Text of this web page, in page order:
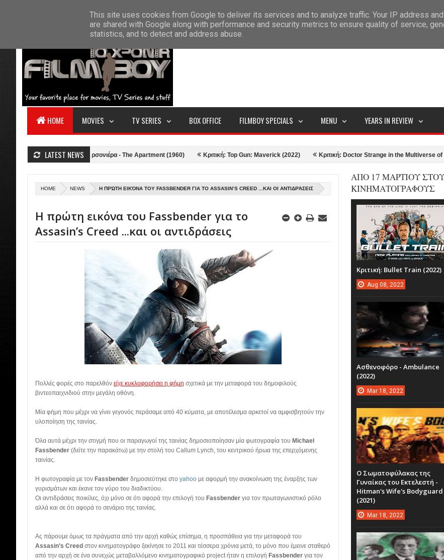
HOME ABOUT US CONTACT SITEMAP
HOME MOVIES TV SERIES BOX OFFICE FILMBOY SPECIALS MENU YEARS IN REVIEW
LATEST NEWS
Κριτική: Η Γκαρσονιέρα - The Apartment (1960) Κριτική: Top Gun: Maverick (2022) Κριτική: Doctor Strange in the Multiverse of
HOME NEWS Η ΠΡΏΤΗ ΕΙΚΌΝΑ ΤΟΥ FASSBENDER ΓΙΑ ΤΟ ASSASIN’S CREED ...ΚΑΙ ΟΙ ΑΝΤΙΔΡΆΣΕΙΣ
Η πρώτη εικόνα του Fassbender για το
Assasin’s Creed ...και οι αντιδράσεις
Πολλές φορές στο παρελθόν είχε κυκλοφορήσει η φήμη σχετικά με την μεταφορά του δημοφιλούς
βιντεοπαιχνιδιού στην μεγάλη οθόνη.
Μία φήμη που μέχρι να γίνει γεγονός περάσαμε από 40 κύματα, με αποτέλεσμα αρκετοί να αμφισβητούν την
υλοποίηση της ταινίας.
Όλα αυτά μέχρι την στιγμή που οι παραγωγοί της ταινίας δημοσιοποίησαν μία φωτογραφία του Michael
Fassbender (δείτε την παρακάτω) με την στολή του Callum Lynch, του κεντρικού ήρωα της επερχόμενης
ταινίας.
Η φωτογραφία με τον Fassbender δημοσιεύτηκε στο yahoo με αφορμή την ανακοίνωση της έναρξης των
γυρισμάτων και έκανε τον γύρο του διαδικτύου.
Οι αντιδράσεις ποικίλες, όχι μόνο σε ότι αφορά την επιλογή του Fassbender για τον πρωταγωνιστικό ρόλο
αλλά και σε ότι αφορά το σενάριο της ταινίας.
Ας πάρουμε όμως τα πράγματα από την αρχή καθώς επίσημα, η προσπάθεια για την μεταφορά του
Assasin’s Creed στον κινηματογράφο ξεκίνησε το 2011 και τέσσερα χρόνια μετά, το μόνο που έμεινε σταθερό
από την αρχή σε ένα συνεχώς μεταβαλλόμενο κινηματογραφικό project ήταν η επιλογή Fassbender για τον
ΑΠΟ 17 ΜΑΡΤΙΟΥ
ΚΙΝΗΜΑΤΟΓΡΑΦΟΥΣ
Κριτική: Bullet Train (2022)
Aug 08, 2022
Ασθενοφόρο - Ambulance
(2022)
Mar 18, 2022
Ο Σωματοφύλακας της
Γυναίκας του Εκτελεστή -
Hitman's Wife's Bodyguard
(2021)
Mar 18, 2022
This site uses cookies from Google to deliver its services and to analyze traffic. Your IP address
are shared with Google along with performance and security metrics to ensure quality of service,
statistics, and to detect and address abuse.